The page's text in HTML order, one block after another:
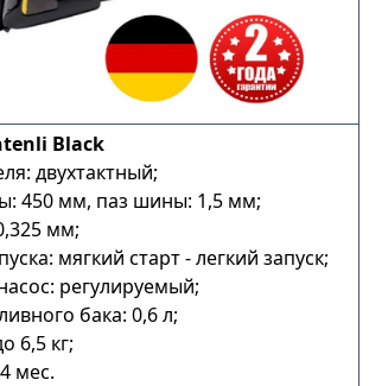
Black
двухтактный;
450 мм, паз шины: 1,5 мм;
мм;
мягкий старт - легкий запуск;
регулируемый;
бака: 0,6 л;
6,5 кг;
мес.